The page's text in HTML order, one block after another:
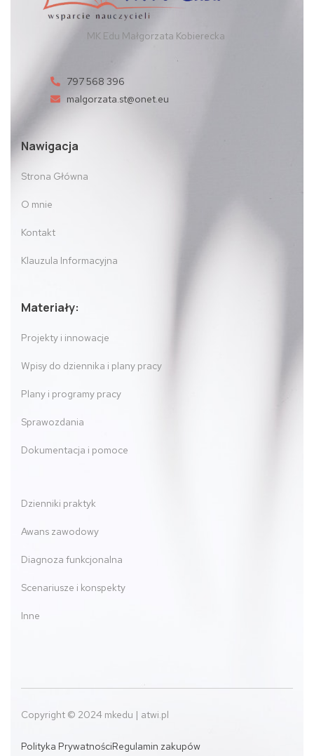
MK Edu Małgorzata Kobierecka
797 568 396
malgorzata.st@onet.eu
Nawigacja
Strona Główna
O mnie
Kontakt
Klauzula Informacyjna
Materiały:
Projekty i innowacje
Wpisy do dziennika i plany pracy
Plany i programy pracy
Sprawozdania
Dokumentacja i pomoce
Dzienniki praktyk
Awans zawodowy
Diagnoza funkcjonalna
Scenariusze i konspekty
Inne
Copyright © 2024 mkedu | atwi.pl
Polityka PrywatnościRegulamin zakupów